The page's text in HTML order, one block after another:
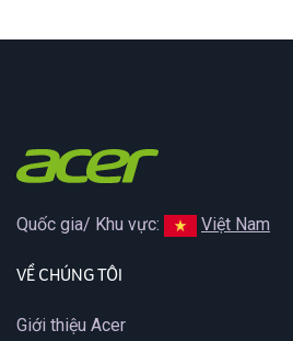
Quốc gia/ Khu vực: Việt Nam
VỀ CHÚNG TÔI
Giới thiệu Acer